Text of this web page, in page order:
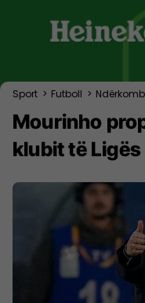
Sport > Futboll >
Mourinho
klubit të